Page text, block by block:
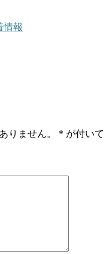
情報
りません。 * が付いて